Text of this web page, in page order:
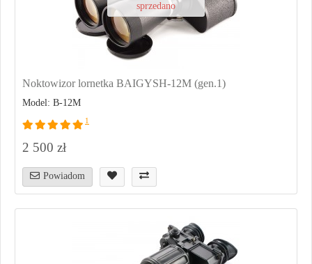
sprzedano
Noktowizor lornetka BAIGYSH-12M (gen.1)
Model: B-12M
1
2 500 zł
Powiadom